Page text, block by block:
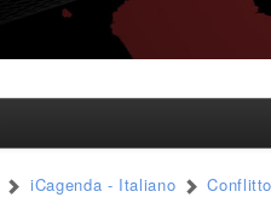
iCagenda - Italiano